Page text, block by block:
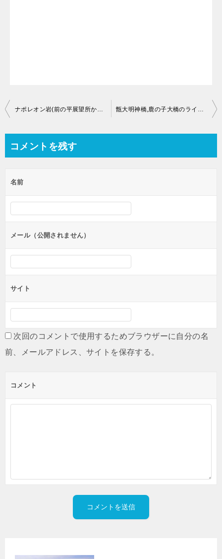
投
ビ
ー
シ
ョ
ン
コメントを残す
名前
メール（公開されません）
サイト
次回のコメントで使用するためブラウザーに自分の名
前、メールアドレス、サイトを保存する。
コメント